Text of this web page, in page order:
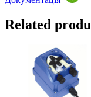
Related